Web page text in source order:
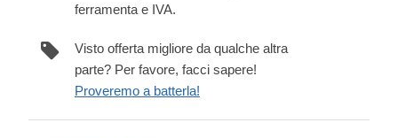
ferramenta e IVA.
Visto offerta migliore da qualche altra
parte? Per favore, facci sapere!
Proveremo a batterla!